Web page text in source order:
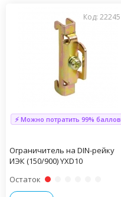
Код: 22245
⚡ Можно потратить 99% баллов
Ограничитель на DIN-рейку
ИЭК (150/900) YXD10
Остаток